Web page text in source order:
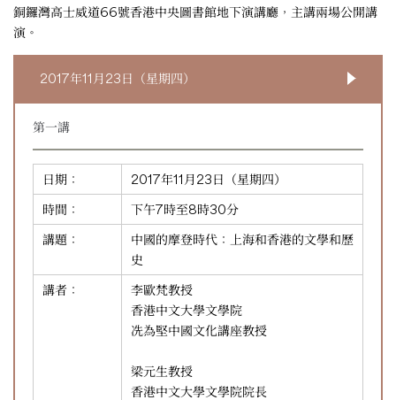
銅鑼灣高士威道66號香港中央圖書館地下演講廳，主講兩場公開講
演。
2017年11月23日（星期四）
第一講
日期：
2017年11月23日（星期四）
時間：
下午7時至8時30分
講題：
中國的摩登時代：上海和香港的文學和歷
史
講者：
李歐梵教授
香港中文大學文學院
冼為堅中國文化講座教授
梁元生教授
香港中文大學文學院院長